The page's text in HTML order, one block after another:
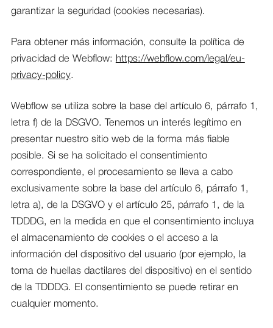
garantizar la seguridad (cookies necesarias).
Para obtener más información, consulte la política de
privacidad de Webflow: https://webflow.com/legal/eu-
privacy-policy.
Webflow se utiliza sobre la base del artículo 6, párrafo 1,
letra f) de la DSGVO. Tenemos un interés legítimo en
presentar nuestro sitio web de la forma más fiable
posible. Si se ha solicitado el consentimiento
correspondiente, el procesamiento se lleva a cabo
exclusivamente sobre la base del artículo 6, párrafo 1,
letra a), de la DSGVO y el artículo 25, párrafo 1, de la
TDDDG, en la medida en que el consentimiento incluya
el almacenamiento de cookies o el acceso a la
información del dispositivo del usuario (por ejemplo, la
toma de huellas dactilares del dispositivo) en el sentido
de la TDDDG. El consentimiento se puede retirar en
cualquier momento.